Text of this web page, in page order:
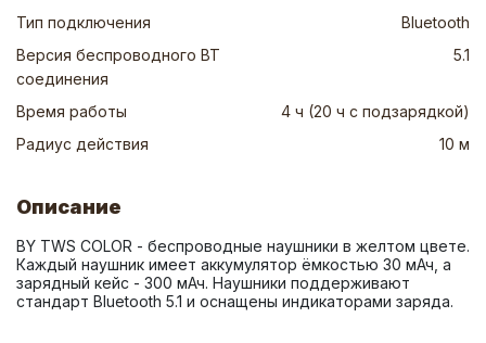
Тип подключения
Bluetooth
Версия беспроводного BT
соединения
5.1
Время работы
4 ч (20 ч с подзарядкой)
Радиус действия
10 м
Описание
BY TWS COLOR - беспроводные наушники в желтом цвете.
Каждый наушник имеет аккумулятор ёмкостью 30 мАч, а
зарядный кейс - 300 мАч. Наушники поддерживают
стандарт Bluetooth 5.1 и оснащены индикаторами заряда.